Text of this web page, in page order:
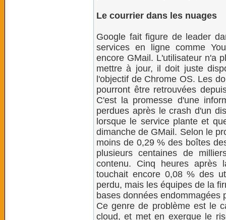
Le courrier dans les nuages
Google fait figure de leader
services en ligne comme
encore GMail. L'utilisateur n'a
mettre à jour, il doit juste
l'objectif de Chrome OS. Les
pourront être retrouvées
C'est la promesse d'une
perdues après le crash d'un
lorsque le service plante et
dimanche de GMail. Selon le
moins de 0,29 % des boîtes
plusieurs centaines de
contenu. Cinq heures après
touchait encore 0,08 % des
perdu, mais les équipes de la
bases données endommagées
Ce genre de problème est le
cloud, et met en exergue le